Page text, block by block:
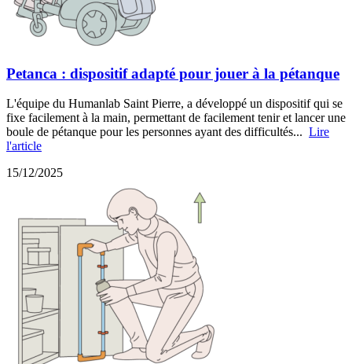
Petanca : dispositif adapté pour jouer à la pétanque
L'équipe du Humanlab Saint Pierre, a développé un dispositif qui se
fixe facilement à la main, permettant de facilement tenir et lancer une
boule de pétanque pour les personnes ayant des difficultés... Lire
l'article
15/12/2025